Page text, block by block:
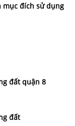
mục đích sử dụng
đất quận 8
đất